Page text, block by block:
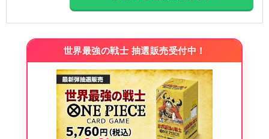
世界最強の戦士 抽選販売受付中！